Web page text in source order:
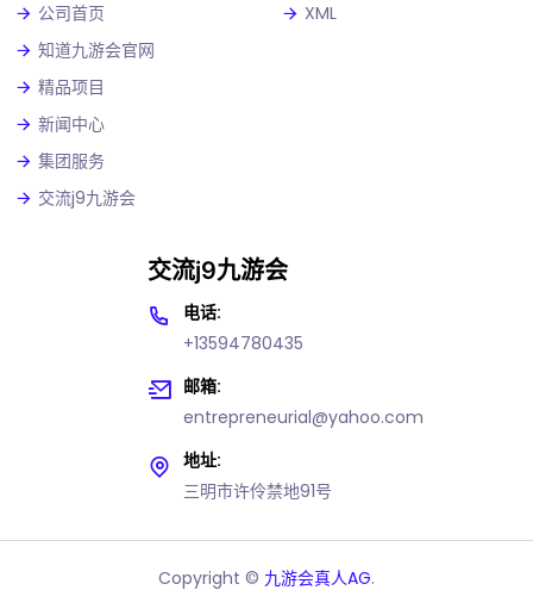
公司首页
知道九游会官网
精品项目
新闻中心
集团服务
交流j9九游会
XML
交流j9九游会
电话:
+13594780435
邮箱:
entrepreneurial@yahoo.com
地址:
三明市许伶禁地91号
Copyright © 九游会真人AG.